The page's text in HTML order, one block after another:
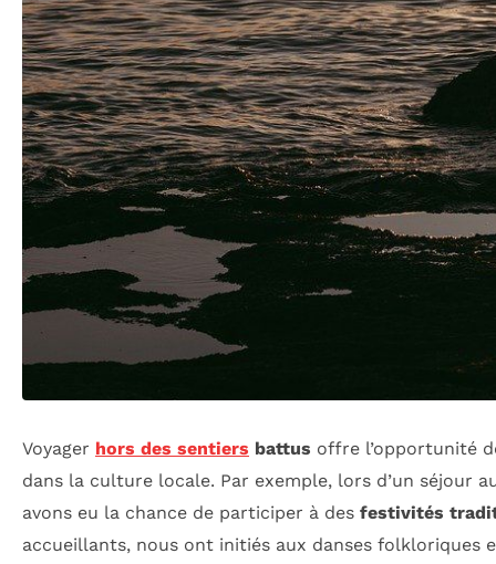
Voyager hors des sentiers battus offre l’opportunité
dans la culture locale. Par exemple, lors d’un séjour
avons eu la chance de participer à des festivités
accueillants, nous ont initiés aux danses folkloriques